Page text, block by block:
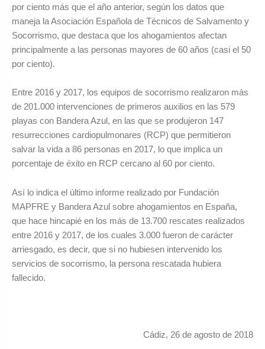
por ciento más que el año anterior, según los datos que
maneja la Asociación Española de Técnicos de Salvamento y
Socorrismo, que destaca que los ahogamientos afectan
principalmente a las personas mayores de 60 años (casi el 50
por ciento).
Entre 2016 y 2017, los equipos de socorrismo realizaron más
de 201.000 intervenciones de primeros auxilios en las 579
playas con Bandera Azul, en las que se produjeron 147
resurrecciones cardiopulmonares (RCP) que permitieron
salvar la vida a 86 personas en 2017, lo que implica un
porcentaje de éxito en RCP cercano al 60 por ciento.
Así lo indica el último informe realizado por Fundación
MAPFRE y Bandera Azul sobre ahogamientos en España,
que hace hincapié en los más de 13.700 rescates realizados
entre 2016 y 2017, de los cuales 3.000 fueron de carácter
arriesgado, es decir, que si no hubiesen intervenido los
servicios de socorrismo, la persona rescatada hubiera
fallecido.
Cádiz, 26 de agosto de 2018